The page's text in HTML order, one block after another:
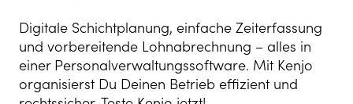
Digitale Schichtplanung, einfache Zeiterfassung
und vorbereitende Lohnabrechnung – alles in
einer Personalverwaltungssoftware. Mit Kenjo
organisierst Du Deinen Betrieb effizient und